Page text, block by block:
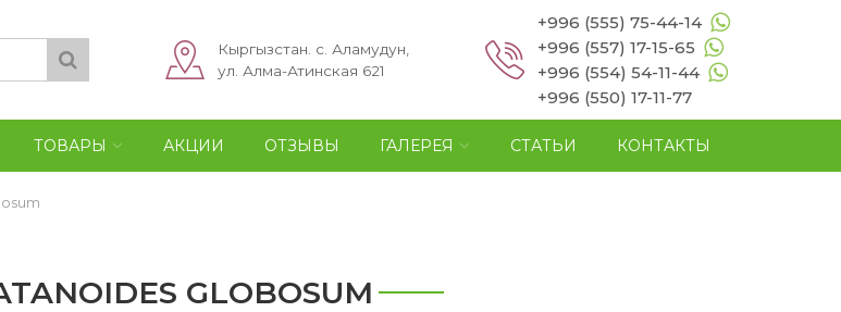
Кыргызстан. с. Аламудун,
ул. Алма-Атинская 621
+996 (555) 75-44-14
+996 (557) 17-15-65
+996 (554) 54-11-44
+996 (550) 17-11-77
ТОВАРЫ АКЦИИ ОТЗЫВЫ ГАЛЕРЕЯ СТАТЬИ КОНТАКТЫ
GLOBOSUM